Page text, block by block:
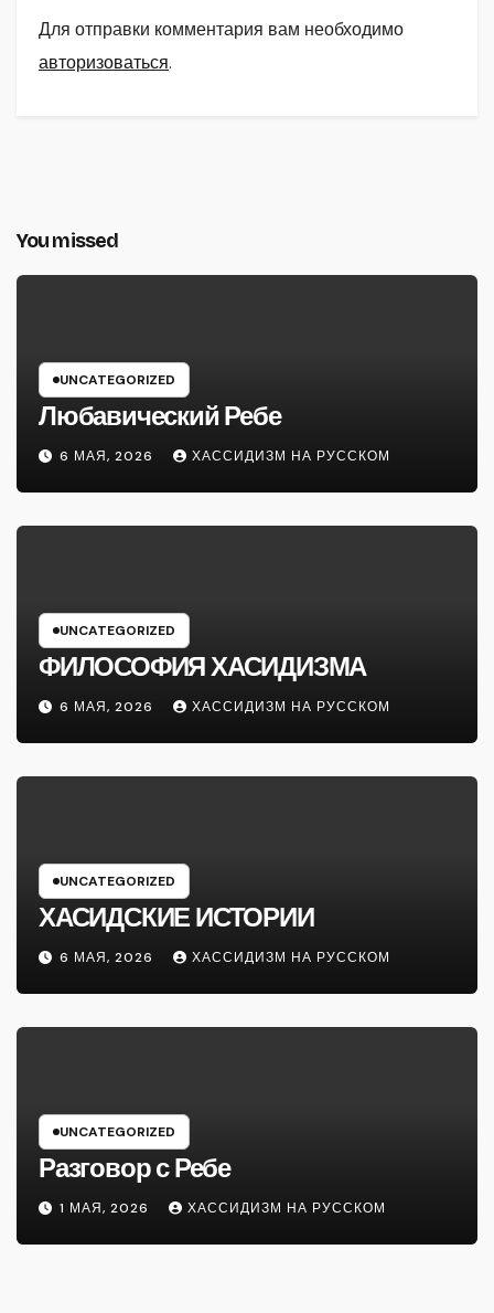
Для отправки комментария вам необходимо
авторизоваться.
You missed
UNCATEGORIZED
Любавический Ребе
6 МАЯ, 2026 ХАССИДИЗМ НА РУССКОМ
UNCATEGORIZED
ФИЛОСОФИЯ ХАСИДИЗМА
6 МАЯ, 2026 ХАССИДИЗМ НА РУССКОМ
UNCATEGORIZED
ХАСИДСКИЕ ИСТОРИИ
6 МАЯ, 2026 ХАССИДИЗМ НА РУССКОМ
UNCATEGORIZED
Разговор с Ребе
1 МАЯ, 2026 ХАССИДИЗМ НА РУССКОМ